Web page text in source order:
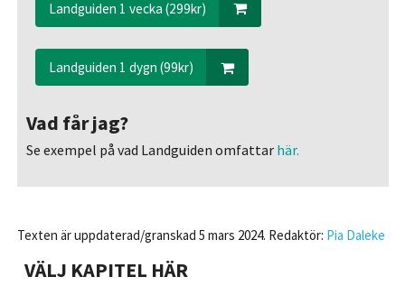
Landguiden 1 vecka (299kr)
Landguiden 1 dygn (99kr)
Vad får jag?
Se exempel på vad Landguiden omfattarhär.
Texten är uppdaterad/granskad 5 mars 2024. Redaktör: Pia Daleke
VÄLJ KAPITEL HÄR